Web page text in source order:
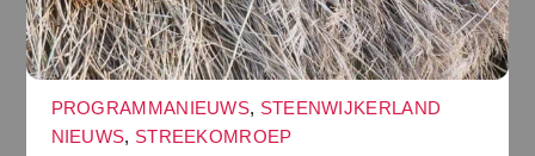
PROGRAMMANIEUWS, STEENWIJKERLAND
NIEUWS, STREEKOMROEP